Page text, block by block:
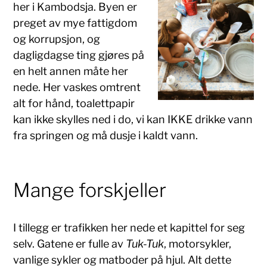
her i Kambodsja. Byen er
preget av mye fattigdom
og korrupsjon, og
dagligdagse ting gjøres på
en helt annen måte her
nede. Her vaskes omtrent
alt for hånd, toalettpapir
kan ikke skylles ned i do, vi kan IKKE drikke vann
fra springen og må dusje i kaldt vann.
Mange forskjeller
I tillegg er trafikken her nede et kapittel for seg
selv. Gatene er fulle av Tuk-Tuk, motorsykler,
vanlige sykler og matboder på hjul. Alt dette